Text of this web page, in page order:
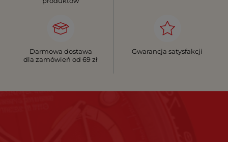
Darmowa dostawa
dla zamówień od 69 zł
Gwarancja satysfakcji